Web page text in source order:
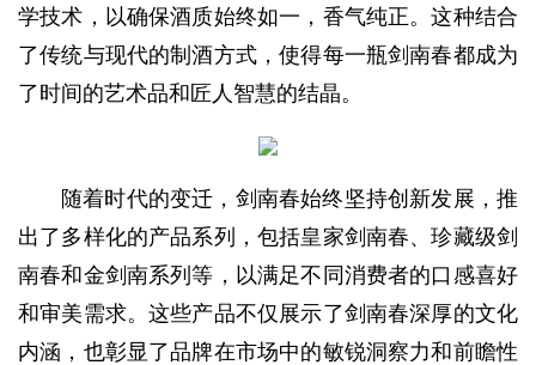
学技术，以确保酒质始终如一，香气纯正。这种结合
了传统与现代的制酒方式，使得每一瓶剑南春都成为
了时间的艺术品和匠人智慧的结晶。
随着时代的变迁，剑南春始终坚持创新发展，推
出了多样化的产品系列，包括皇家剑南春、珍藏级剑
南春和金剑南系列等，以满足不同消费者的口感喜好
和审美需求。这些产品不仅展示了剑南春深厚的文化
内涵，也彰显了品牌在市场中的敏锐洞察力和前瞻性